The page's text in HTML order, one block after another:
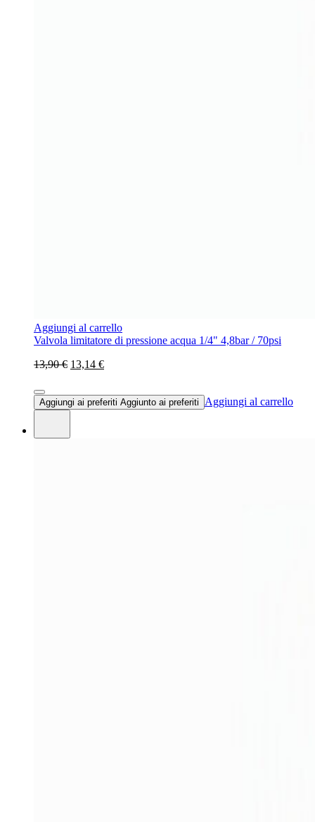
Aggiungi al carrello
Valvola limitatore di pressione acqua 1/4" 4,8bar / 70psi
13,90 € 13,14 €
Aggiungi ai preferiti Aggiunto ai preferiti Aggiungi al carrello